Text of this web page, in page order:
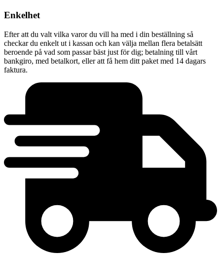
Enkelhet
Efter att du valt vilka varor du vill ha med i din beställning så
checkar du enkelt ut i kassan och kan välja mellan flera betalsätt
beroende på vad som passar bäst just för dig; betalning till vårt
bankgiro, med betalkort, eller att få hem ditt paket med 14 dagars
faktura.